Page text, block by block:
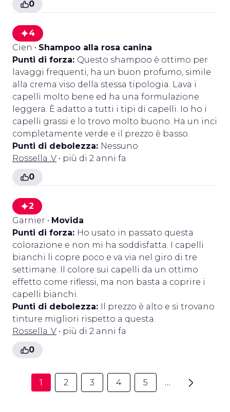
0
4
Cien • Shampoo alla rosa canina
Punti di forza: Questo shampoo è ottimo per
lavaggi frequenti, ha un buon profumo, simile
alla crema viso della stessa tipologia. Lava i
capelli molto bene ed ha una formulazione
leggera. È adatto a tutti i tipi di capelli. Io ho i
capelli grassi e lo trovo molto buono. Ha un inci
completamente verde e il prezzo è basso.
Punti di debolezza: Nessuno
Rossella .V • più di 2 anni fa
0
2
Garnier • Movida
Punti di forza: Ho usato in passato questa
colorazione e non mi ha soddisfatta. I capelli
bianchi li copre poco e va via nel giro di tre
settimane. Il colore sui capelli da un ottimo
effetto come riflessi, ma non basta a coprire i
capelli bianchi.
Punti di debolezza: Il prezzo è alto e si trovano
tinture migliori rispetto a questa.
Rossella .V • più di 2 anni fa
0
1 2 3 4 5 …